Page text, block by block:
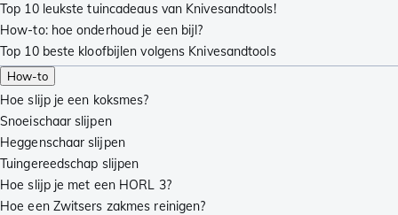
Top 10 leukste tuincadeaus van Knivesandtools!
How-to: hoe onderhoud je een bijl?
Top 10 beste kloofbijlen volgens Knivesandtools
How-to
Hoe slijp je een koksmes?
Snoeischaar slijpen
Heggenschaar slijpen
Tuingereedschap slijpen
Hoe slijp je met een HORL 3?
Hoe een Zwitsers zakmes reinigen?